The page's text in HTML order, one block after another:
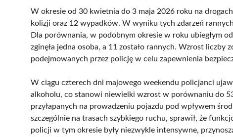
W okresie od 30 kwietnia do 3 maja 2026 roku na
kolizji oraz 12 wypadków. W wyniku tych zdarzeń
Dla porównania, w podobnym okresie w roku ubiegłym
zginęła jedna osoba, a 11 zostało rannych. Wzrost liczby
podejmowanych przez policję w celu zapewnienia
W ciągu czterech dni majowego weekendu policjanci
alkoholu, co stanowi niewielki wzrost w porównaniu do
przyłapanych na prowadzeniu pojazdu pod wpływem
szczególnie na trasach szybkiego ruchu, sprawił, że
policji w tym okresie były niezwykle intensywne,